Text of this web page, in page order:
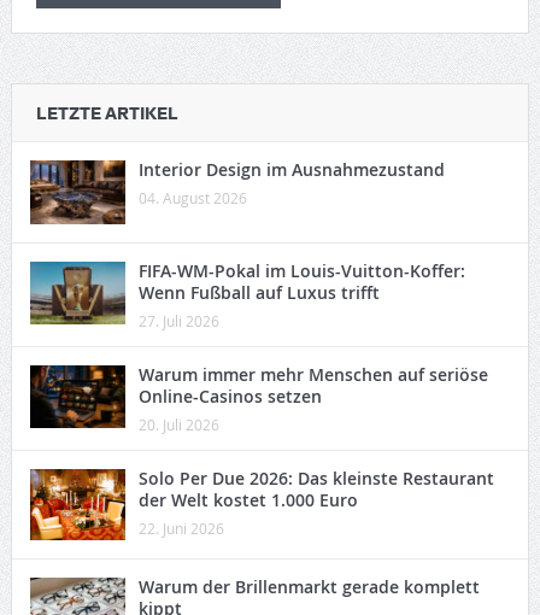
LETZTE ARTIKEL
Interior Design im Ausnahmezustand
04. August 2026
FIFA-WM-Pokal im Louis-Vuitton-Koffer:
Wenn Fußball auf Luxus trifft
27. Juli 2026
Warum immer mehr Menschen auf seriöse
Online-Casinos setzen
20. Juli 2026
Solo Per Due 2026: Das kleinste Restaurant
der Welt kostet 1.000 Euro
22. Juni 2026
Warum der Brillenmarkt gerade komplett
kippt